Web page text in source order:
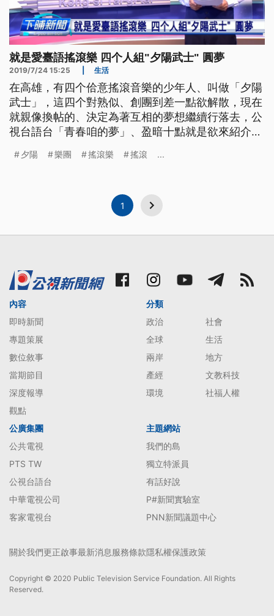
就是愛臺語搖滾樂 四个人組"夕陽武士" 圓夢
2019/7/24 15:25 生活
在高雄，有四个佮意搖滾音樂的少年人、叫做「夕陽
武士」，這四个對熟似、創團到差一點欲解散，現在
就親像換帖的、決定為著互相的夢想繼續行落去，公
視台語台「青春咱的夢」、盈暗十點就是欲來紹介這
夕陽武士，當初因為團員原本的樂團恰巧都面臨解
輯。 ==夕陽武士吉他手 王
夕陽 樂團 搖滾樂 搖滾 ...
1
內容
即時新聞
專題策展
數位敘事
當期節目
深度報導
觀點
分類
政治
社會
全球
生活
兩岸
地方
產經
文教科技
環境
社福人權
公廣集團
公共電視
PTS TW
公視台語台
中華電視公司
客家電視台
主題網站
我們的島
獨立特派員
有話好說
P#新聞實驗室
PNN新聞議題中心
關於我們更正啟事最新消息服務條款隱私權保護政策
Copyright © 2020 Public Television Service Foundation. All Rights
Reserved.